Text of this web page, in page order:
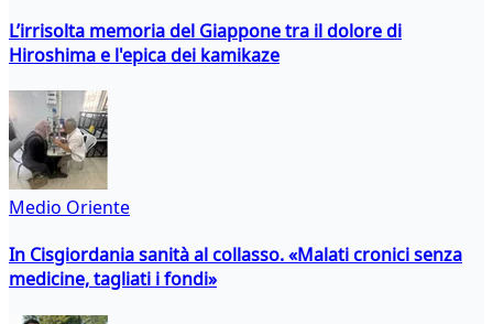
L’irrisolta memoria del Giappone tra il dolore di
Hiroshima e l'epica dei kamikaze
Medio Oriente
In Cisgiordania sanità al collasso. «Malati cronici senza
medicine, tagliati i fondi»